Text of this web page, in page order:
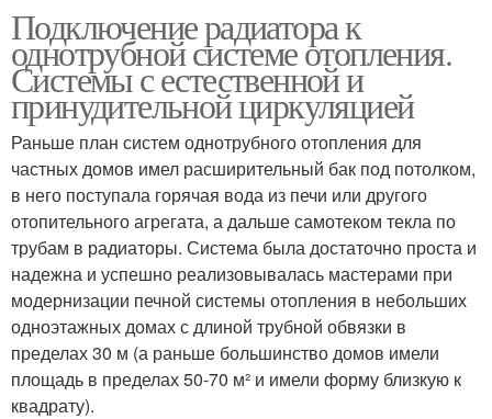
Подключение радиатора к
однотрубной системе отопления.
Системы с естественной и
принудительной циркуляцией
Раньше план систем однотрубного отопления для
частных домов имел расширительный бак под потолком,
в него поступала горячая вода из печи или другого
отопительного агрегата, а дальше самотеком текла по
трубам в радиаторы. Система была достаточно проста и
надежна и успешно реализовывалась мастерами при
модернизации печной системы отопления в небольших
одноэтажных домах с длиной трубной обвязки в
пределах 30 м (а раньше большинство домов имели
площадь в пределах 50-70 м² и имели форму близкую к
квадрату).